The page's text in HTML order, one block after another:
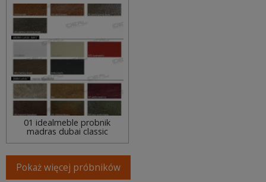
01 idealmeble probnik
madras dubai classic
Pokaż więcej próbników